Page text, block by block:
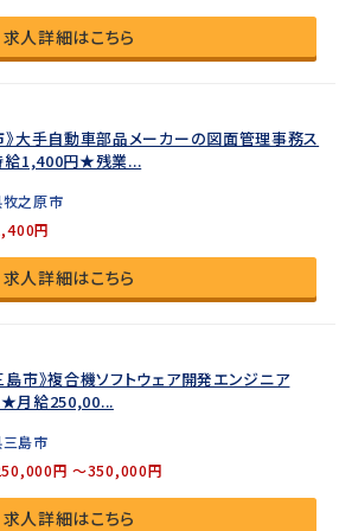
求人詳細はこちら
》大手自動車部品メーカーの図面管理事務ス
給1,400円★残業...
之原市
円
求人詳細はこちら
島市》複合機ソフトウェア開発エンジニア
★月給250,00...
島市
円 ～350,000円
求人詳細はこちら